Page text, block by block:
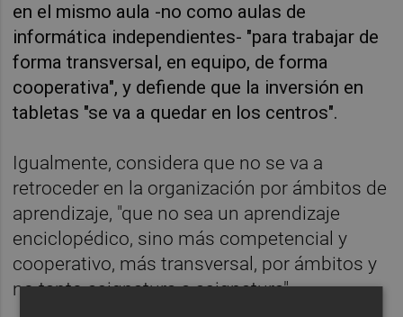
en el mismo aula -no como aulas de
informática independientes- "para trabajar de
forma transversal, en equipo, de forma
cooperativa", y defiende que la inversión en
tabletas "se va a quedar en los centros".
Igualmente, considera que no se va a
retroceder en la organización por ámbitos de
aprendizaje, "que no sea un aprendizaje
enciclopédico, sino más competencial y
cooperativo, más transversal, por ámbitos y
no tanto asignatura a asignatura".